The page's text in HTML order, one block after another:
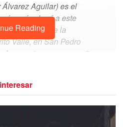
Álvarez Aguilar) es el
y así golpeó a este
y esta fue la
Valle, en San Pedro
mensaje que acompaña
Aguilar” es el
esta fue la sucursal
Reading